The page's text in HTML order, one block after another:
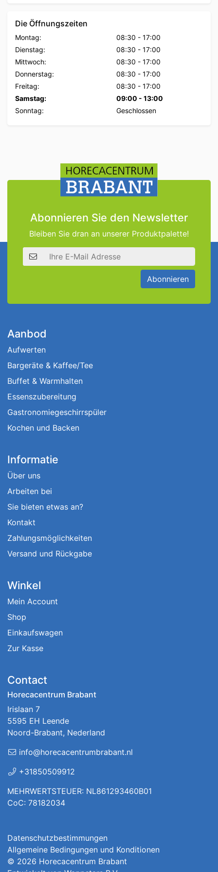
Die Öffnungszeiten
Montag: 08:30 - 17:00
Dienstag:
08:30 - 17:00
Mittwoch:
08:30 - 17:00
Donnerstag:
08:30 - 17:00
Freitag:
08:30 - 17:00
Samstag:
09:00 - 13:00
Sonntag:
Geschlossen
Abonnieren Sie den Newsletter
Bleiben Sie dran an unserer Produktpalette!
E-Mail Adresse
Abonnieren
Aanbod
Aufwerten
Bargeräte & Kaffee/Tee
Buffet & Warmhalten
Essenszubereitung
Gastronomiegeschirrspüler
Kochen und Backen
Informatie
Über uns
Arbeiten bei
Sie bieten etwas an?
Kontakt
Zahlungsmöglichkeiten
Versand und Rückgabe
Winkel
Mein Account
Shop
Einkaufswagen
Zur Kasse
Contact
Horecacentrum Brabant
Irislaan 7
5595 EH Leende
Noord-Brabant, Nederland
info@horecacentrumbrabant.nl
+31850509912
MEHRWERTSTEUER: NL861293460B01
CoC: 78182034
Datenschutzbestimmungen
Allgemeine Bedingungen und Konditionen
© 2026 Horecacentrum Brabant